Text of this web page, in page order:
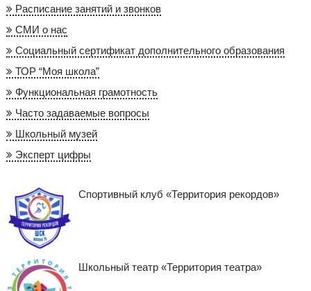
Расписание занятий и звонков
СМИ о нас
Социальный сертификат дополнительного образования
ТОР “Моя школа”
Функциональная грамотность
Часто задаваемые вопросы
Школьный музей
Эксперт цифры
Спортивный клуб «Территория рекордов»
Школьный театр «Территория театра»